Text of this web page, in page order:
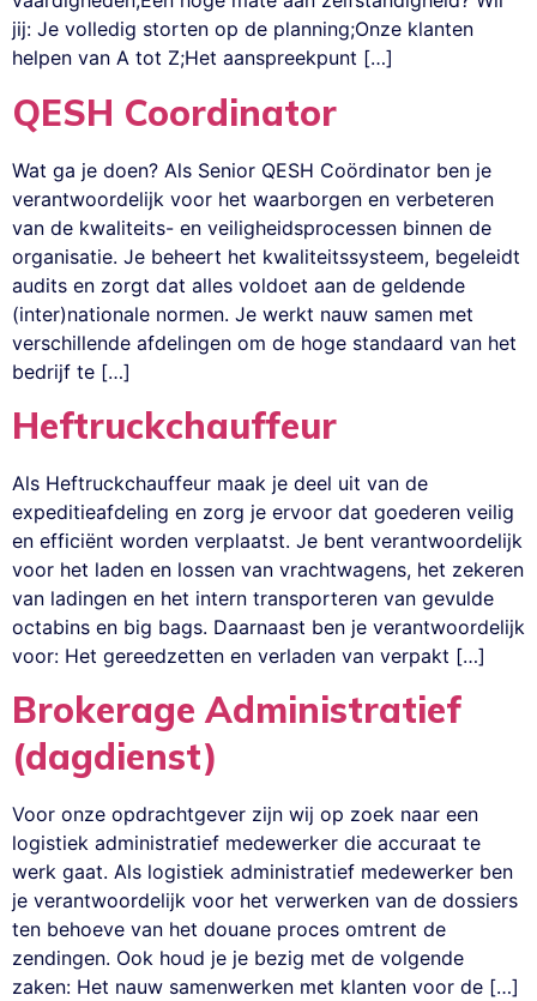
jij: Je volledig storten op de planning;Onze klanten
helpen van A tot Z;Het aanspreekpunt […]
QESH Coordinator
Wat ga je doen? Als Senior QESH Coördinator ben je
verantwoordelijk voor het waarborgen en verbeteren
van de kwaliteits- en veiligheidsprocessen binnen de
organisatie. Je beheert het kwaliteitssysteem, begeleidt
audits en zorgt dat alles voldoet aan de geldende
(inter)nationale normen. Je werkt nauw samen met
verschillende afdelingen om de hoge standaard van het
bedrijf te […]
Heftruckchauffeur
Als Heftruckchauffeur maak je deel uit van de
expeditieafdeling en zorg je ervoor dat goederen veilig
en efficiënt worden verplaatst. Je bent verantwoordelijk
voor het laden en lossen van vrachtwagens, het zekeren
van ladingen en het intern transporteren van gevulde
octabins en big bags. Daarnaast ben je verantwoordelijk
voor: Het gereedzetten en verladen van verpakt […]
Brokerage Administratief
(dagdienst)
Voor onze opdrachtgever zijn wij op zoek naar een
logistiek administratief medewerker die accuraat te
werk gaat. Als logistiek administratief medewerker ben
je verantwoordelijk voor het verwerken van de dossiers
ten behoeve van het douane proces omtrent de
zendingen. Ook houd je je bezig met de volgende
zaken: Het nauw samenwerken met klanten voor de […]